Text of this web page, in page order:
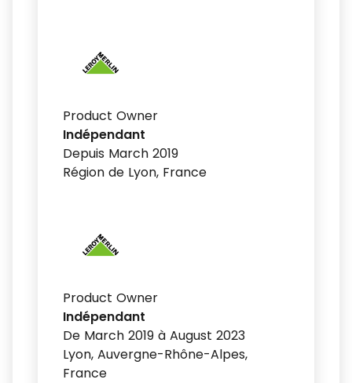
Product Owner
Indépendant
Depuis March 2019
Région de Lyon, France
Product Owner
Indépendant
De March 2019 à August 2023
Lyon, Auvergne-Rhône-Alpes,
France